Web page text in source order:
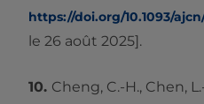
https://doi.org/10.1093/
le 26 août 2025].
10. Cheng, C.-H., Chen,